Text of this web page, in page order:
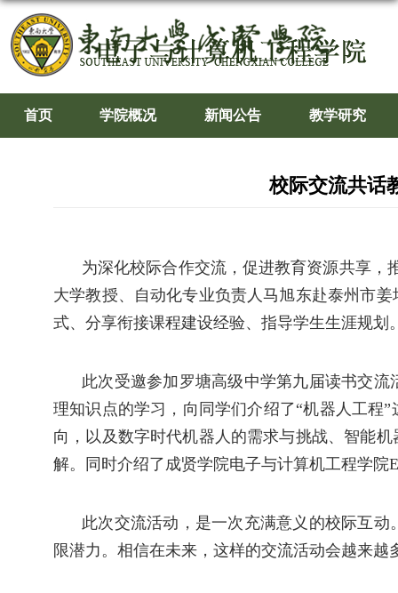
首页 学院概况 新闻公告 教学研究
校际交流共话
为深化校际合作交流，促进教育资源共享，
大学教授、
自动化专业负责人马旭东赴泰州市姜
式、分享衔接课程建设经验、指导学生生涯规划
此次受邀参加罗塘高级中学第九届读书交流
理知识点的学习， 向同学们介绍了“机器人工程”
向，以及数字时代机器人的需求与挑战、智能
解。 同时介绍了成贤学院电子与计算机工程学院
此次交流活动，是一次充满意义的校际互
限潜力。相信在未来，这样的交流活动会越来